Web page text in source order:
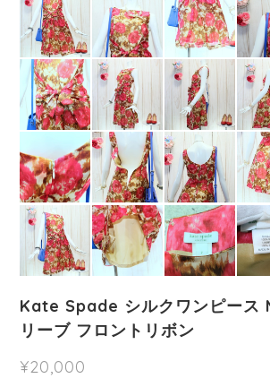
Kate Spade シルクワンピース
リーブ フロントリボン
¥20,000